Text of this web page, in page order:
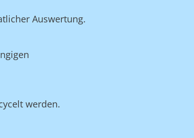
Auswertung.
werden.